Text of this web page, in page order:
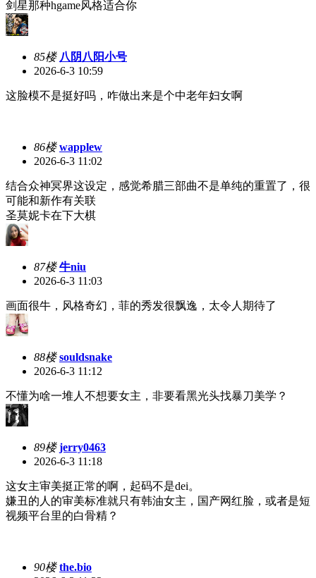
剑星那种hgame风格适合你
85楼 八阴八阳小号
2026-6-3 10:59
这脸模不是挺好吗，咋做出来是个中老年妇女啊
86楼 wapplew
2026-6-3 11:02
结合众神冥界这设定，感觉希腊三部曲不是单纯的重置了，很
可能和新作有关联
圣莫妮卡在下大棋
87楼 牛niu
2026-6-3 11:03
画面很牛，风格奇幻，菲的秀发很飘逸，太令人期待了
88楼 souldsnake
2026-6-3 11:12
不懂为啥一堆人不想要女主，非要看黑光头找暴刀美学？
89楼 jerry0463
2026-6-3 11:18
这女主审美挺正常的啊，起码不是dei。
嫌丑的人的审美标准就只有韩油女主，国产网红脸，或者是短
视频平台里的白骨精？
90楼 the.bio